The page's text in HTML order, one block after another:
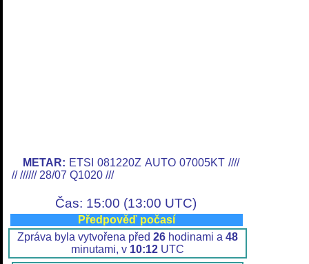
METAR: ETSI 081220Z AUTO 07005KT ////
// ////// 28/07 Q1020 ///
Čas: 15:00 (13:00 UTC)
Předpověď počasí
Zpráva byla vytvořena před 26 hodinami a 48
minutami, v 10:12 UTC